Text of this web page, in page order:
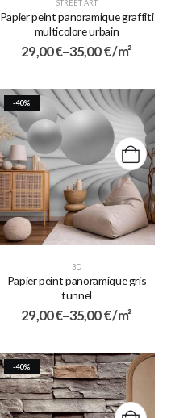
STREET ART
Papier peint panoramique graffiti
multicolore urbain
29,00€–35,00€/ m²
-40%
3D
Papier peint panoramique gris
tunnel
29,00€–35,00€/ m²
-40%